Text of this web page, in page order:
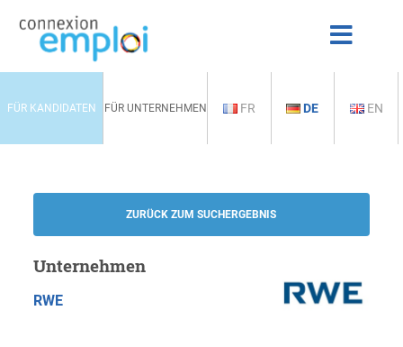
FÜR KANDIDATEN FÜR UNTERNEHMEN FR DE EN
ZURÜCK ZUM SUCHERGEBNIS
Unternehmen
RWE